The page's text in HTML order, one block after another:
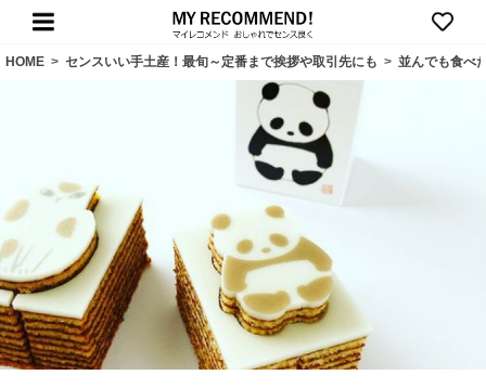
HOME > センスいい手土産！最旬～定番まで挨拶や取引先にも > 並んでも食べ